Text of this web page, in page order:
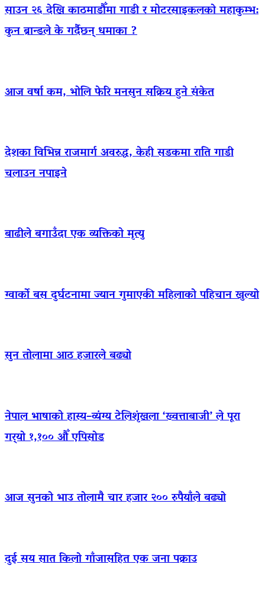
साउन २६ देखि काठमाडौँमा गाडी र मोटरसाइकलको महाकुम्भ:
कुन ब्रान्डले के गर्दैछन् धमाका ?
आज वर्षा कम, भोलि फेरि मनसुन सक्रिय हुने संकेत
देशका विभिन्न राजमार्ग अवरुद्ध, केही सडकमा राति गाडी
चलाउन नपाइने
बाढीले बगाउँदा एक व्यक्तिको मृत्यु
ग्वार्को बस दुर्घटनामा ज्यान गुमाएकी महिलाको पहिचान खुल्यो
सुन तोलामा आठ हजारले बढ्यो
नेपाल भाषाको हास्य–व्यंग्य टेलिशृंखला ‘ख्वत्ताबाजी’ ले पूरा
गर्‍यो १,१०० औँ एपिसोड
आज सुनको भाउ तोलामै चार हजार २०० रुपैयाँले बढ्यो
दुई सय सात किलो गाँजासहित एक जना पक्राउ